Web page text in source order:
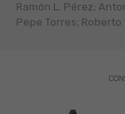
Ramón L. Pérez;
Pepe Torres;